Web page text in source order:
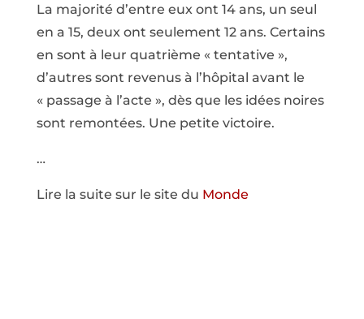
La majorité d’entre eux ont 14 ans, un seul
en a 15, deux ont seulement 12 ans. Certains
en sont à leur quatrième « tentative »,
d’autres sont revenus à l’hôpital avant le
« passage à l’acte », dès que les idées noires
sont remontées. Une petite victoire.
…
Lire la suite sur le site du Monde